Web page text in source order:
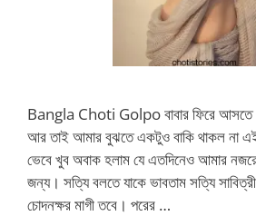
Bangla Choti Golpo বাবার ফিরে আসতে
আর তাই আমার বুঝতে একটুও বাকি থাকল না
ভেবে খুব অবাক হলাম যে এতদিনেও আমার নজরে
জন্য। সত্যি বলতে যাকে ভাবতাম সত্যি
চোদনক্ষর মাগী তবে। পরের …